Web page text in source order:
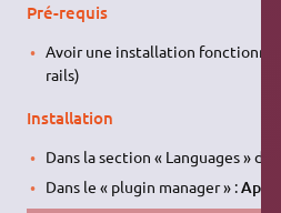
Pré-requis
Avoir une installation
rails)
Installation
Dans la section « Languages » de
Dans le « plugin manager » :